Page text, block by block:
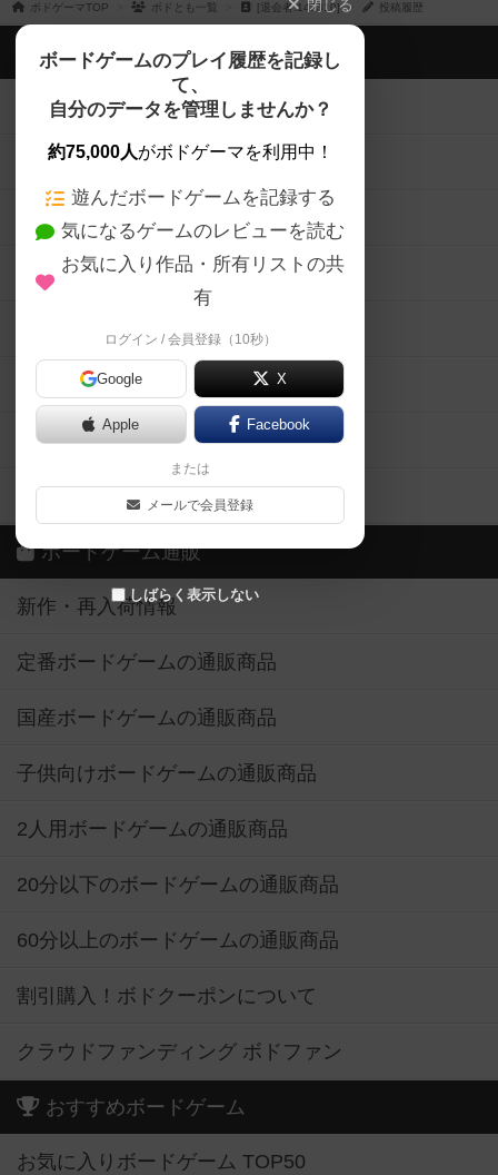
ボドゲーマTOP ボドとも一覧 [退会者:143310] 投稿履歴
閉じる
ボードゲームのプレイ履歴を記録し
て、
自分のデータを管理しませんか？
約75,000人がボドゲーマを利用中！
遊んだボードゲームを記録する
気になるゲームのレビューを読む
お気に入り作品・所有リストの共
有
ログイン / 会員登録（10秒）
Google X
Apple Facebook
または
メールで会員登録
しばらく表示しない
ボドゲーマTOP
ボードゲームを検索する
ボードゲームの新着レビュー
ボードゲーム会情報
メカニクス特集
掲示板・トピックス
ボドとも・会員一覧
ボードゲーム業界コラム
ボドゲーマご利用案内
ボードゲーム通販
新作・再入荷情報
定番ボードゲームの通販商品
国産ボードゲームの通販商品
子供向けボードゲームの通販商品
2人用ボードゲームの通販商品
20分以下のボードゲームの通販商品
60分以上のボードゲームの通販商品
割引購入！ボドクーポンについて
クラウドファンディング ボドファン
おすすめボードゲーム
お気に入りボードゲーム TOP50